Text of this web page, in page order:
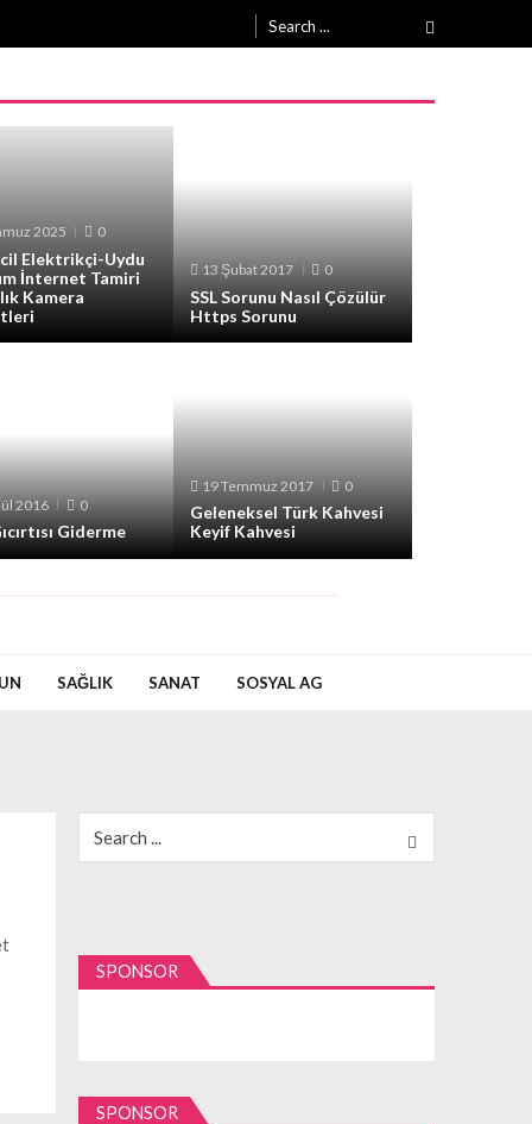
for:
2025 0
Elektrikçi-Uydu
İnternet Tamiri
Kamera
13 Şubat 2017 0
SSL Sorunu Nasıl Çözülür
Https Sorunu
2016 0
Giderme
19 Temmuz 2017 0
Geleneksel Türk Kahvesi
Keyif Kahvesi
SAĞLIK SANAT SOSYAL AG
for:
SPONSOR
SPONSOR